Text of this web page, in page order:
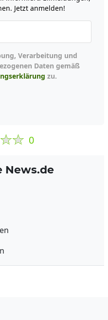
Jetzt anmelden!
Daten gemäß
zu.
0
News.de